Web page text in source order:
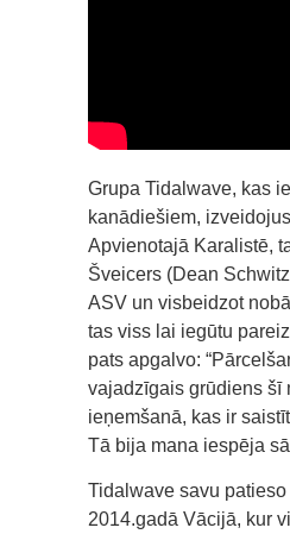
Grupa Tidalwave, kas
kanādiešiem,
Apvienotajā Karalistē,
Šveicers (Dean
ASV un visbeidzot
tas viss lai iegūtu
pats apgalvo:
vajadzīgais grūdiens šī
ieņemšanā, kas ir
Tā bija mana iespēja
Tidalwave savu
2014.gadā Vācijā, kur